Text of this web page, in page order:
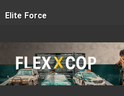
Elite Force